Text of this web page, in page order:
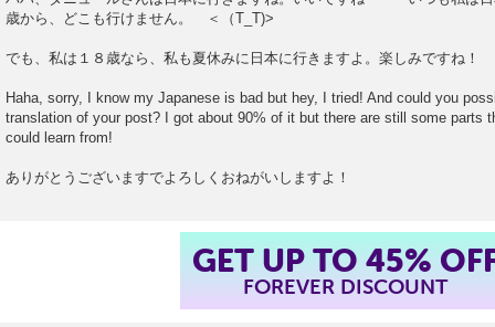
歳から、どこも行けません。 ＜（T_T)>
でも、私は１８歳なら、私も夏休みに日本に行きますよ。楽しみですね！
Haha, sorry, I know my Japanese is bad but hey, I tried! And could you
translation of your post? I got about 90% of it but there are still some parts
could learn from!
ありがとうございますでよろしくおねがいしますよ！
GET UP TO 45%
FOREVER DISCOUNT